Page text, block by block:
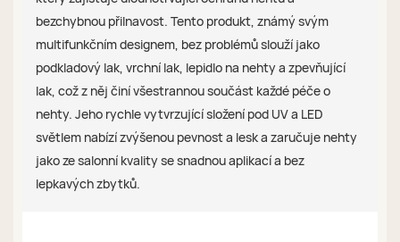
bezchybnou přilnavost. Tento produkt, známý svým
multifunkčním designem, bez problémů slouží jako
podkladový lak, vrchní lak, lepidlo na nehty a zpevňující
lak, což z něj činí všestrannou součást každé péče o
nehty. Jeho rychle vytvrzující složení pod UV a LED
světlem nabízí zvýšenou pevnost a lesk a zaručuje nehty
jako ze salonní kvality se snadnou aplikací a bez
lepkavých zbytků.